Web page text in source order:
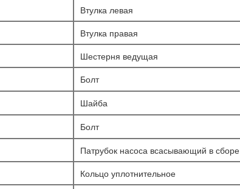
Втулка левая
Втулка правая
Шестерня ведущая
Болт
Шайба
Болт
Патрубок насоса всасывающий в сборе
Кольцо уплотнительное